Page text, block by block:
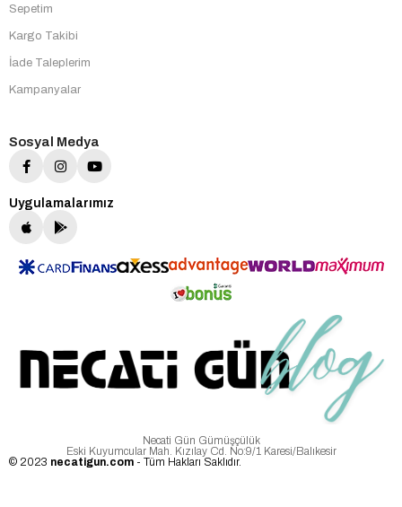
Sepetim
Kargo Takibi
İade Taleplerim
Kampanyalar
Sosyal Medya
Uygulamalarımız
Necati Gün Gümüşçülük
Eski Kuyumcular Mah. Kızılay Cd. No:9/1 Karesi/Balıkesir
© 2023 necatigun.com - Tüm Hakları Saklıdır.